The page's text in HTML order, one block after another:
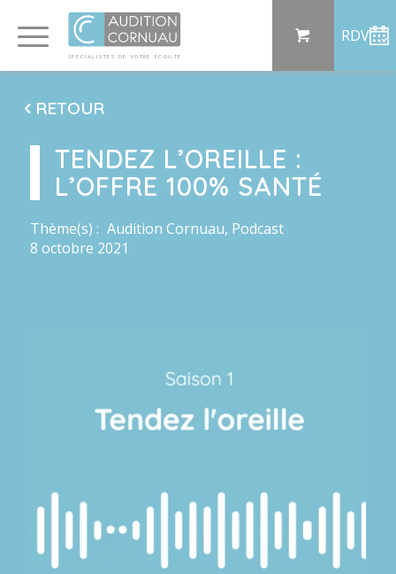
SP ÉCI AL I S TE S DE VO TRE ÉC OU TE
RDV
RETOUR
TENDEZ L’OREILLE :
L’OFFRE 100% SANTÉ
Thème(s) : Audition Cornuau, Podcast
8 octobre 2021
Panneau de gestion des cookies